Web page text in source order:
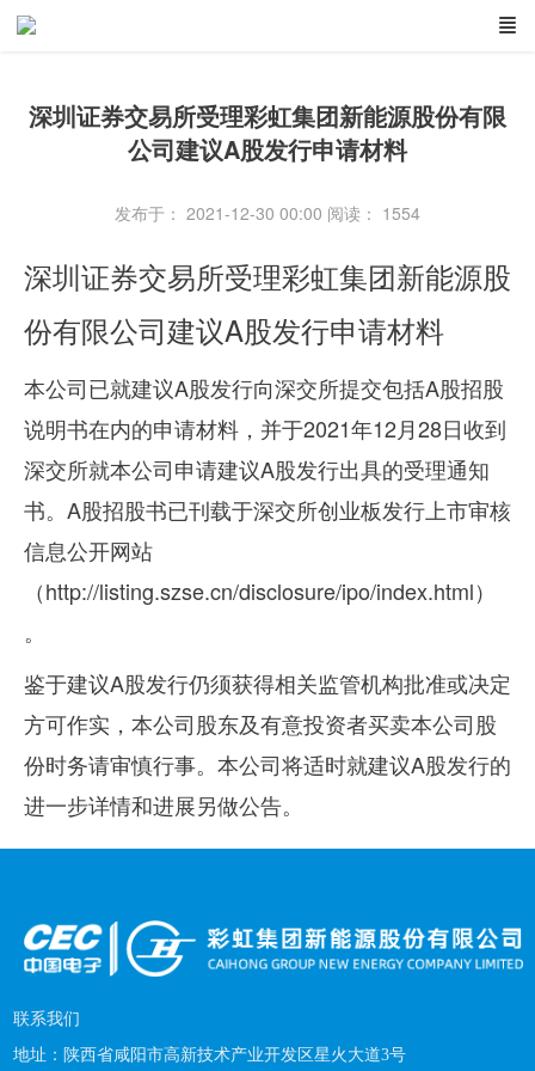
深圳证券交易所受理彩虹集团新能源股份有限
公司建议A股发行申请材料
发布于： 2021-12-30 00:00 阅读： 1554
深圳证券交易所受理彩虹集团新能源股
份有限公司建议A股发行申请材料
本公司已就建议A股发行向深交所提交包括A股招股
说明书在内的申请材料，并于2021年12月28日收到
深交所就本公司申请建议A股发行出具的受理通知
书。A股招股书已刊载于深交所创业板发行上市审核
信息公开网站
（http://listing.szse.cn/disclosure/ipo/index.html）
。
鉴于建议A股发行仍须获得相关监管机构批准或决定
方可作实，本公司股东及有意投资者买卖本公司股
份时务请审慎行事。本公司将适时就建议A股发行的
进一步详情和进展另做公告。
联系我们
地址： 陕西省咸阳市高新技术产业开发区星火大道3号